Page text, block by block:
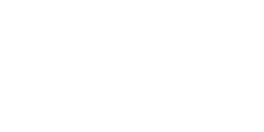
למסך טאצ' על סימניית קראפט